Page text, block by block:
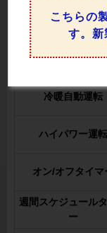
左右風向切換
風速自動
冷暖自動運転
ハイパワー運転
オン/オフタイマ
週間スケジュール
ー
こちらの
す。新